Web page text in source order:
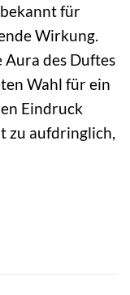
für
Wirkung.
des Duftes
Wahl für ein
Eindruck
zu aufdringlich,